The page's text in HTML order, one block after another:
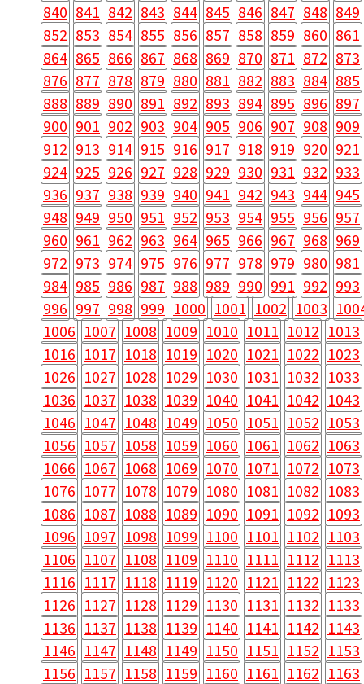
840 841 842 843 844 845 846 847 848 849
852 853 854 855 856 857 858 859 860 861
864 865 866 867 868 869 870 871 872 873
876 877 878 879 880 881 882 883 884 885
888 889 890 891 892 893 894 895 896 897
900 901 902 903 904 905 906 907 908 909
912 913 914 915 916 917 918 919 920 921
924 925 926 927 928 929 930 931 932 933
936 937 938 939 940 941 942 943 944 945
948 949 950 951 952 953 954 955 956 957
960 961 962 963 964 965 966 967 968 969
972 973 974 975 976 977 978 979 980 981
984 985 986 987 988 989 990 991 992 993
996 997 998 999 1000 1001 1002 1003
1006 1007 1008 1009 1010 1011 1012 1013
1016 1017 1018 1019 1020 1021 1022 1023
1026 1027 1028 1029 1030 1031 1032 1033
1036 1037 1038 1039 1040 1041 1042 1043
1046 1047 1048 1049 1050 1051 1052 1053
1056 1057 1058 1059 1060 1061 1062 1063
1066 1067 1068 1069 1070 1071 1072 1073
1076 1077 1078 1079 1080 1081 1082 1083
1086 1087 1088 1089 1090 1091 1092 1093
1096 1097 1098 1099 1100 1101 1102 1103
1106 1107 1108 1109 1110 1111 1112 1113
1116 1117 1118 1119 1120 1121 1122 1123
1126 1127 1128 1129 1130 1131 1132 1133
1136 1137 1138 1139 1140 1141 1142 1143
1146 1147 1148 1149 1150 1151 1152 1153
1156 1157 1158 1159 1160 1161 1162 1163